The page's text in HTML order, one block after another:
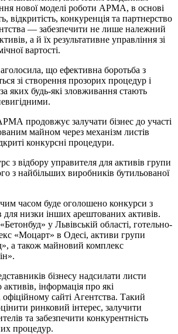
нової моделі роботи АРМА, в основі
відкритість, конкуренція та партнерство
— забезпечити не лише належний
а й їх результативне управління зі
вартості.
що ефективна боротьба з
зі створення прозорих процедур і
яких будь-які зловживання стають
продовжує залучати бізнес до участі
майном через механізм листів
конкурсні процедури.
з відбору управителя для активів групи
з найбільших виробників бутильованої
часом буде оголошено конкурси з
для низки інших арештованих активів.
у Львівській області, готельно-
«Моцарт» в Одесі, активи групи
а також майновий комплекс
бізнесу надсилати листи
активів, інформація про які
сайті Агентства. Такий
ринковий інтерес, залучити
та забезпечити конкурентність
процедур.